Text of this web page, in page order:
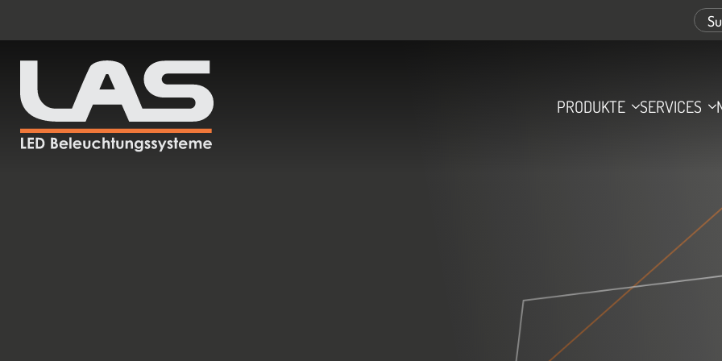
PRODUKTE SERVICES